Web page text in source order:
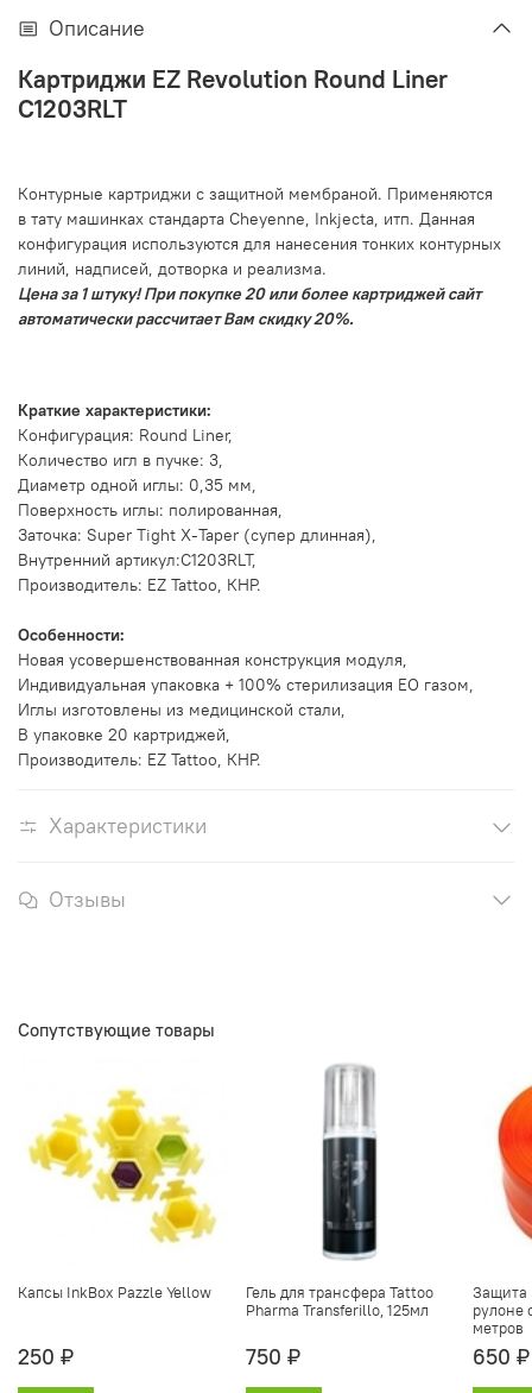
Описание
Картриджи EZ Revolution Round Liner
С1203RLT
Контурные картриджи с защитной мембраной. Применяются
в тату машинках стандарта Cheyenne, Inkjecta, итп. Данная
конфигурация используются для нанесения тонких контурных
линий, надписей, дотворка и реализма.
Цена за 1 штуку! При покупке 20 или более картриджей сайт
автоматически рассчитает Вам скидку 20%.
Краткие характеристики:
Конфигурация: Round Liner,
Количество игл в пучке: 3,
Диаметр одной иглы: 0,35 мм,
Поверхность иглы: полированная,
Заточка: Super Tight X-Taper (супер длинная),
Внутренний артикул:C1203RLT,
Производитель: EZ Tattoo, КНР.
Особенности:
Новая усовершенствованная конструкция модуля,
Индивидуальная упаковка + 100% стерилизация EO газом,
Иглы изготовлены из медицинской стали,
В упаковке 20 картриджей,
Производитель: EZ Tattoo, КНР.
Характеристики
Отзывы
Сопутствующие товары
Капсы InkBox Pazzle Yellow
250 ₽
Гель для трансфера Tattoo
Pharma Transferillo, 125мл
750 ₽
Защита
рулоне
метров
650 ₽